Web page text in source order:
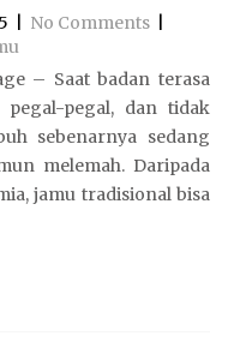
No Comments
– Saat badan terasa
pegal-pegal, dan tidak
sebenarnya sedang
melemah. Daripada
jamu tradisional bisa